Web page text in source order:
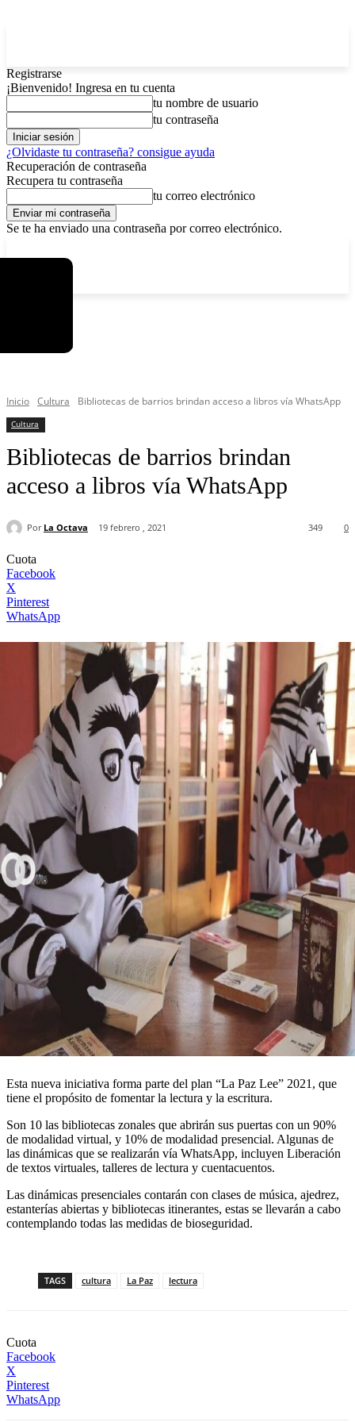
Registrarse
¡Bienvenido! Ingresa en tu cuenta
tu nombre de usuario
tu contraseña
¿Olvidaste tu contraseña? consigue ayuda
Recuperación de contraseña
Recupera tu contraseña
tu correo electrónico
Se te ha enviado una contraseña por correo electrónico.
Inicio Cultura Bibliotecas de barrios brindan acceso a libros vía WhatsApp
Cultura
Bibliotecas de barrios brindan
acceso a libros vía WhatsApp
Por La Octava 19 febrero , 2021 0
349
Cuota
Facebook
X
Pinterest
WhatsApp
Esta nueva iniciativa forma parte del plan “La Paz Lee” 2021, que
tiene el propósito de fomentar la lectura y la escritura.
Son 10 las bibliotecas zonales que abrirán sus puertas con un 90%
de modalidad virtual, y 10% de modalidad presencial. Algunas de
las dinámicas que se realizarán vía WhatsApp, incluyen Liberación
de textos virtuales, talleres de lectura y cuentacuentos.
Las dinámicas presenciales contarán con clases de música, ajedrez,
estanterías abiertas y bibliotecas itinerantes, estas se llevarán a cabo
contemplando todas las medidas de bioseguridad.
TAGS cultura La Paz lectura
Cuota
Facebook
X
Pinterest
WhatsApp